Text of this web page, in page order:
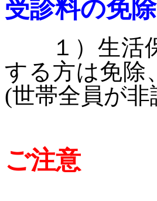
受診料の免
１）生活保
する方は免除
(世帯全員が
ご注意